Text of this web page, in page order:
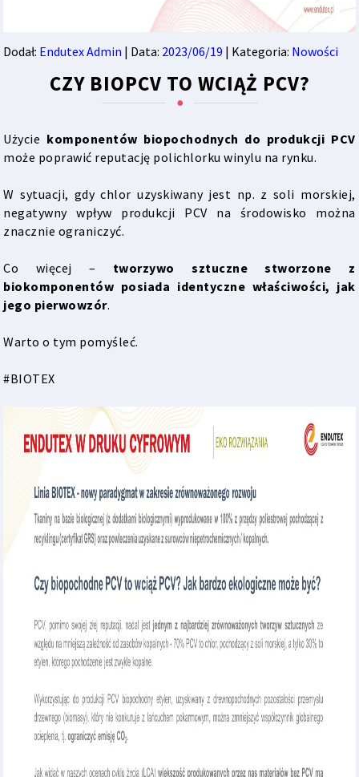
Dodał: Endutex Admin | Data: 2023/06/19 | Kategoria: Nowości
CZY BIOPCV TO WCIĄŻ PCV?
Użycie komponentów biopochodnych do produkcji PCV
może poprawić reputację polichlorku winylu na rynku.
W sytuacji, gdy chlor uzyskiwany jest np. z soli morskiej,
negatywny wpływ produkcji PCV na środowisko można
znacznie ograniczyć.
Co więcej – tworzywo sztuczne stworzone z
biokomponentów posiada identyczne właściwości, jak
jego pierwowzór.
Warto o tym pomyśleć.
#BIOTEX